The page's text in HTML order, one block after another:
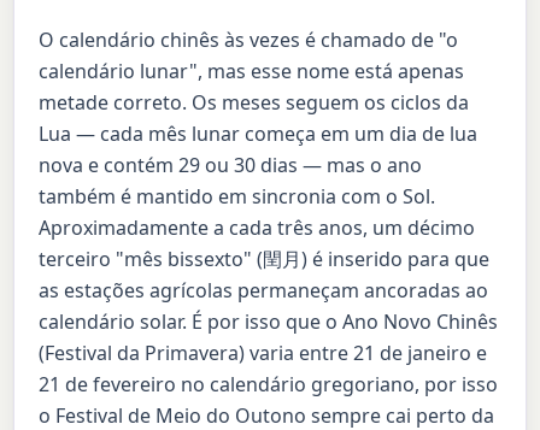
O calendário chinês às vezes é chamado de "o
calendário lunar", mas esse nome está apenas
metade correto. Os meses seguem os ciclos da
Lua — cada mês lunar começa em um dia de lua
nova e contém 29 ou 30 dias — mas o ano
também é mantido em sincronia com o Sol.
Aproximadamente a cada três anos, um décimo
terceiro "mês bissexto" (閏月) é inserido para que
as estações agrícolas permaneçam ancoradas ao
calendário solar. É por isso que o Ano Novo Chinês
(Festival da Primavera) varia entre 21 de janeiro e
21 de fevereiro no calendário gregoriano, por isso
o Festival de Meio do Outono sempre cai perto da